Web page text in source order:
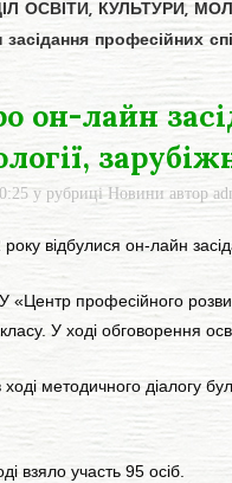
ОСВІТИ, КУЛЬТУРИ,
засідання професійних
он-лайн
у рубриці Новини автор
відбулися он-лайн
професійного
класу. У ході обговорення
методичного діалогу було
взяло участь 95 осіб.